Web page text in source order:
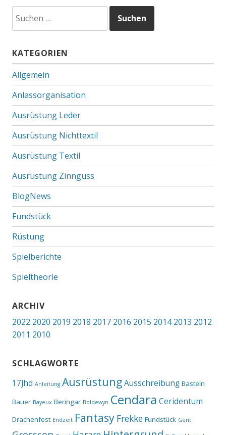
nach:
KATEGORIEN
Allgemein
Anlassorganisation
Ausrüstung Leder
Ausrüstung Nichttextil
Ausrüstung Textil
Ausrüstung Zinnguss
BlogNews
Fundstück
Rüstung
Spielberichte
Spieltheorie
ARCHIV
2022 2020 2019 2018 2017 2016 2015 2014 2013 2012
2011 2010
SCHLAGWORTE
17Jhd Anleitung Ausrüstung Ausschreibung Basteln
Bauer Bayeux Beringar Boldewyn Cendara Ceridentum
Drachenfest Endzeit Fantasy Frekke Fundstück Gent